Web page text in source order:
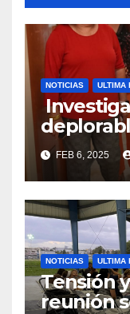
NOTICIAS ULTIMA
de la
FEB 6, 2025
NOTICIAS ULTIMA
Tensión
reunión